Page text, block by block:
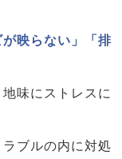
が映らない」「排
味にストレスに
ブルの内に対処